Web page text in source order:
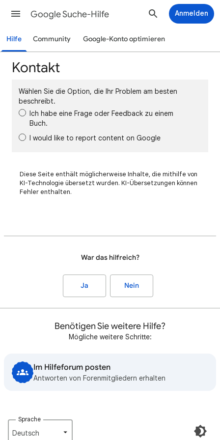
Google Suche-Hilfe Anmelden
Hilfe Community Google-Konto optimieren
Kontakt
Wählen Sie die Option, die Ihr Problem am besten
beschreibt.
Ich habe eine Frage oder Feedback zu einem
Buch.
I would like to report content on Google
Diese Seite enthält möglicherweise Inhalte, die mithilfe von
KI-Technologie übersetzt wurden. KI-Übersetzungen können
Fehler enthalten.
War das hilfreich?
Ja Nein
Benötigen Sie weitere Hilfe?
Mögliche weitere Schritte:
Im Hilfeforum posten
Antworten von Forenmitgliedern erhalten
Sprache
Deutsch‎